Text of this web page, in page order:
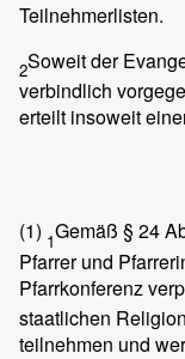
Teilnehmerlisten.
2Soweit der
verbindlich
erteilt insoweit
(1) 1Gemäß § 24
Pfarrer und
Pfarrkonferenz
staatlichen
teilnehmen und